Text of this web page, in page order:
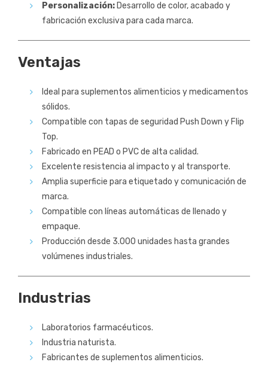
Personalización: Desarrollo de color, acabado y
fabricación exclusiva para cada marca.
Ventajas
Ideal para suplementos alimenticios y medicamentos
sólidos.
Compatible con tapas de seguridad Push Down y Flip
Top.
Fabricado en PEAD o PVC de alta calidad.
Excelente resistencia al impacto y al transporte.
Amplia superficie para etiquetado y comunicación de
marca.
Compatible con líneas automáticas de llenado y
empaque.
Producción desde 3.000 unidades hasta grandes
volúmenes industriales.
Industrias
Laboratorios farmacéuticos.
Industria naturista.
Fabricantes de suplementos alimenticios.